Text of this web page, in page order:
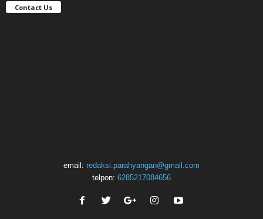
Contact Us
email: redaksi.parahyangan@gmail.com
telpon: 6285217084656